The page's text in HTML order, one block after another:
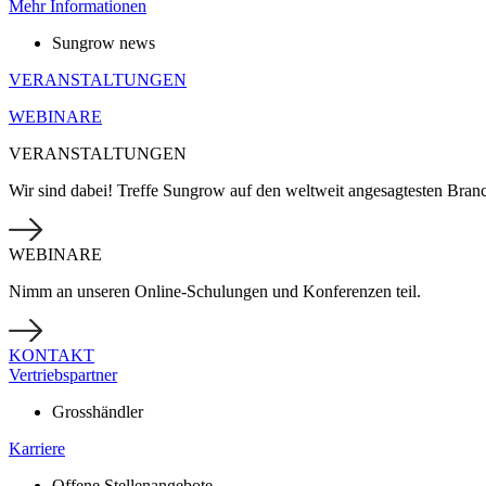
Mehr Informationen
Sungrow news
VERANSTALTUNGEN
WEBINARE
VERANSTALTUNGEN
Wir sind dabei! Treffe Sungrow auf den weltweit angesagtesten
WEBINARE
Nimm an unseren Online-Schulungen und Konferenzen teil.
KONTAKT
Vertriebspartner
Grosshändler
Karriere